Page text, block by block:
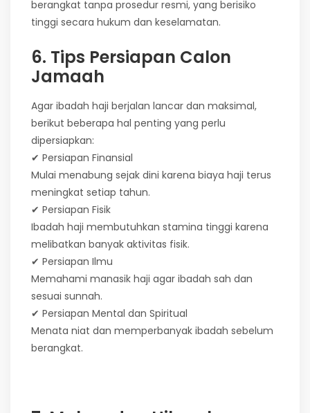
berangkat tanpa prosedur resmi, yang berisiko
tinggi secara hukum dan keselamatan.
6. Tips Persiapan Calon
Jamaah
Agar ibadah haji berjalan lancar dan maksimal,
berikut beberapa hal penting yang perlu
dipersiapkan:
✔ Persiapan Finansial
Mulai menabung sejak dini karena biaya haji terus
meningkat setiap tahun.
✔ Persiapan Fisik
Ibadah haji membutuhkan stamina tinggi karena
melibatkan banyak aktivitas fisik.
✔ Persiapan Ilmu
Memahami manasik haji agar ibadah sah dan
sesuai sunnah.
✔ Persiapan Mental dan Spiritual
Menata niat dan memperbanyak ibadah sebelum
berangkat.